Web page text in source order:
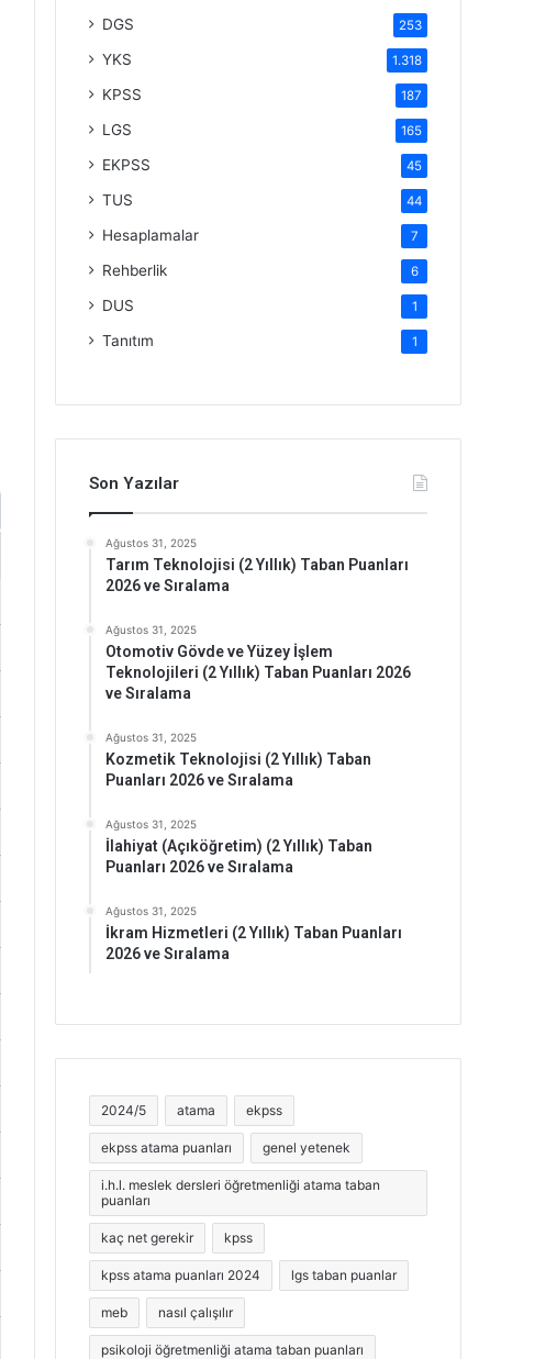
DGS 253
YKS 1.318
KPSS 187
LGS 165
EKPSS 45
TUS 44
Hesaplamalar 7
Rehberlik 6
DUS 1
Tanıtım 1
Son Yazılar
Ağustos 31, 2025
Tarım Teknolojisi (2 Yıllık) Taban Puanları
2026 ve Sıralama
Ağustos 31, 2025
Otomotiv Gövde ve Yüzey İşlem
Teknolojileri (2 Yıllık) Taban Puanları 2026
ve Sıralama
Ağustos 31, 2025
Kozmetik Teknolojisi (2 Yıllık) Taban
Puanları 2026 ve Sıralama
Ağustos 31, 2025
İlahiyat (Açıköğretim) (2 Yıllık) Taban
Puanları 2026 ve Sıralama
Ağustos 31, 2025
İkram Hizmetleri (2 Yıllık) Taban Puanları
2026 ve Sıralama
2024/5 atama ekpss
ekpss atama puanları genel yetenek
i.h.l. meslek dersleri öğretmenliği atama taban
puanları
kaç net gerekir kpss
kpss atama puanları 2024 lgs taban puanlar
meb nasıl çalışılır
psikoloji öğretmenliği atama taban puanları